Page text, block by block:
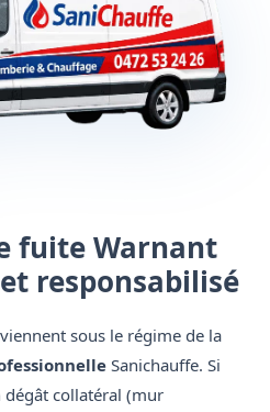
fuite Warnant
responsabilisé
sous le régime de la
Sanichauffe. Si
collatéral (mur